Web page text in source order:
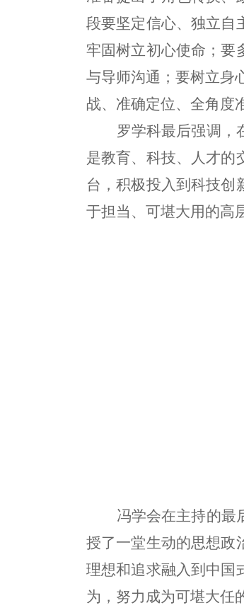
段要坚定信心、独立自
牢固树立初心使命；要
与导师沟通；要树立身
战、准确定位、全角度
罗学科最后强调，
是教育、科技、人才的
台，积极投入到科技创
于担当、可堪大用的高
冯学会在主持的最
授了一堂生动的思想政
理想和追求融入到中国
为，努力成为可堪大任